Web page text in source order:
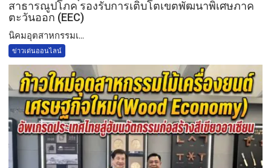
สาธารณูปโภค รองรับการเติบโตเขตพัฒนาพิเศษภาค
ตะวันออก (EEC)
​นิคมอุตสาหกรรมเ...
ข่าวเด่นออนไลน์